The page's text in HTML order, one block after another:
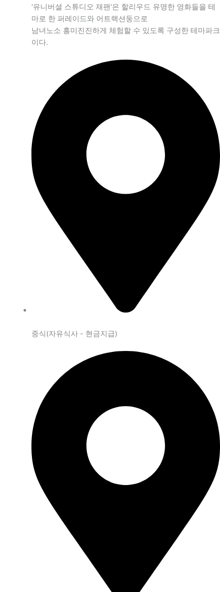
'유니버셜 스튜디오 재팬'은 할리우드 유명한 영화들을 테
마로 한 퍼레이드와 어트랙션둥으로
남녀노소 흥미진진하게 체험할 수 있도록 구성한 테마파크
이다.
중식(자유식사 - 현금지급)